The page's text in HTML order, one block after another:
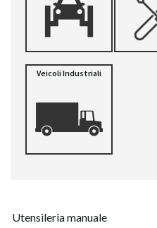
Veicoli Industriali
Utensileria manuale